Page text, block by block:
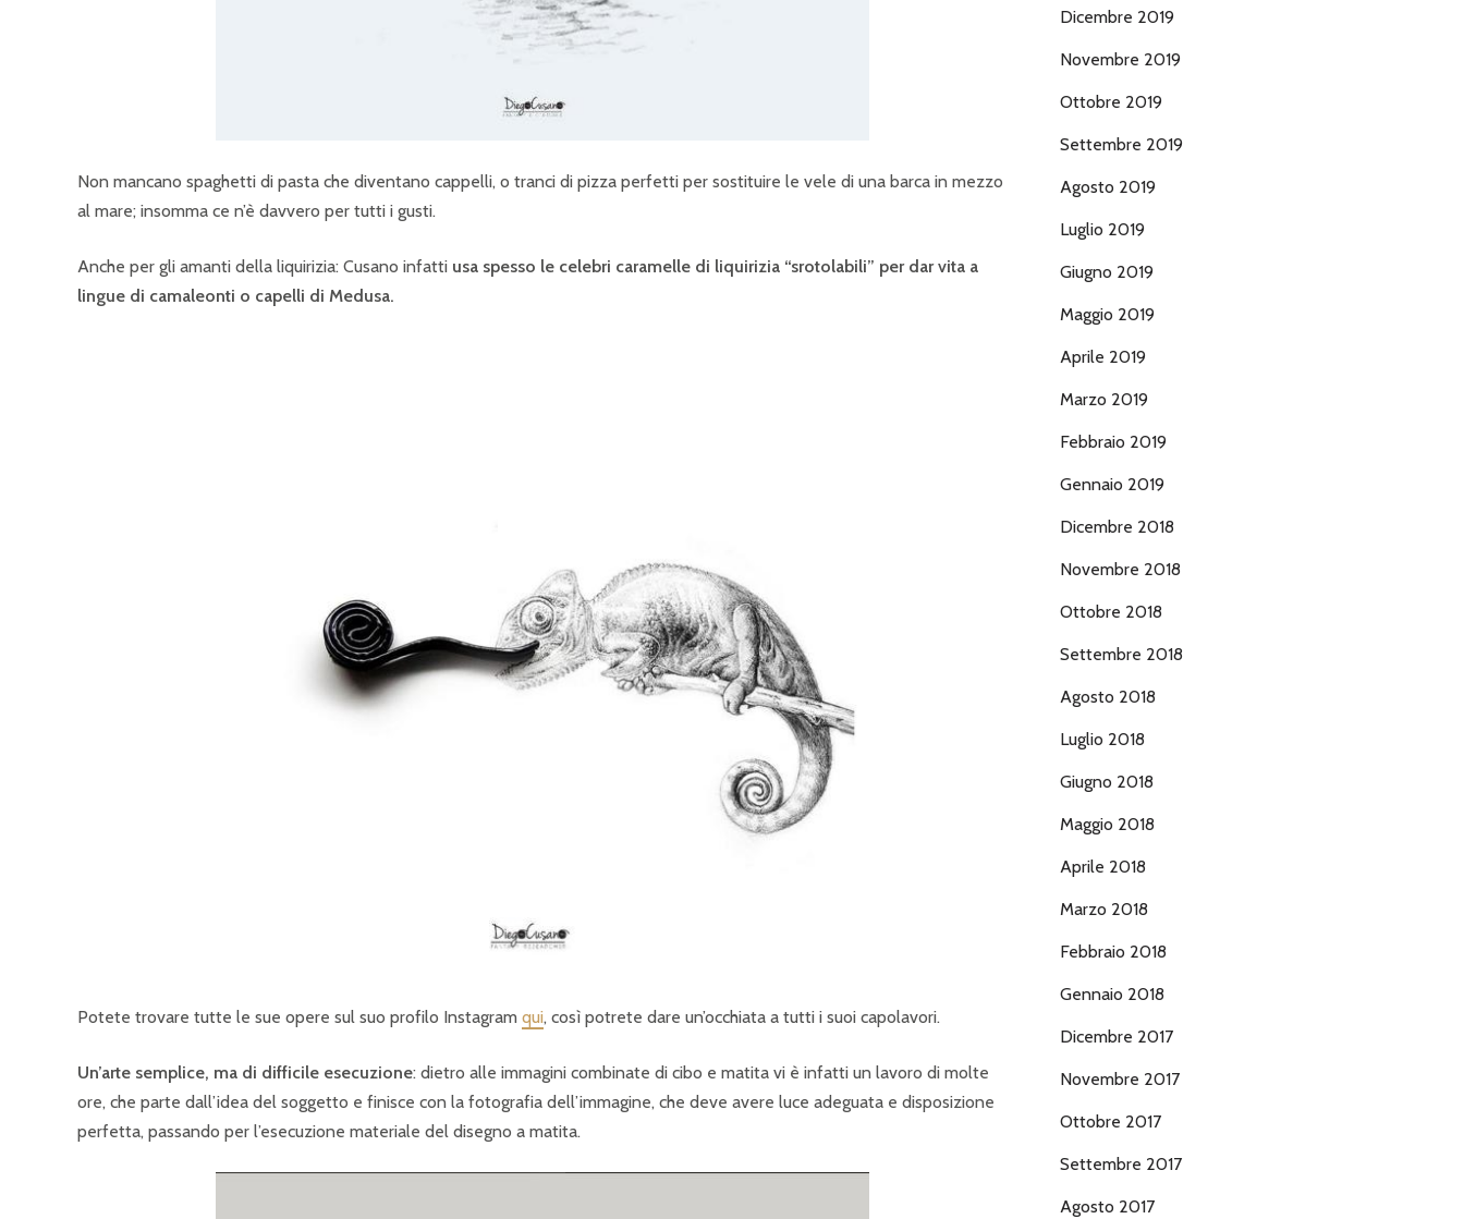
Non mancano spaghetti di pasta che diventano cappelli, o tranci di pizza perfetti per sostituire le vele di una barca in mezzo
al mare; insomma ce n’è davvero per tutti i gusti.
Anche per gli amanti della liquirizia: Cusano infatti usa spesso le celebri caramelle di liquirizia “srotolabili” per dar vita a
lingue di camaleonti o capelli di Medusa.
Potete trovare tutte le sue opere sul suo profilo Instagram qui, così potrete dare un’occhiata a tutti i suoi capolavori.
Un’arte semplice, ma di difficile esecuzione: dietro alle immagini combinate di cibo e matita vi è infatti un lavoro di molte
ore, che parte dall’idea del soggetto e finisce con la fotografia dell’immagine, che deve avere luce adeguata e disposizione
perfetta, passando per l’esecuzione materiale del disegno a matita.
Dicembre 2019
Novembre 2019
Ottobre 2019
Settembre 2019
Agosto 2019
Luglio 2019
Giugno 2019
Maggio 2019
Aprile 2019
Marzo 2019
Febbraio 2019
Gennaio 2019
Dicembre 2018
Novembre 2018
Ottobre 2018
Settembre 2018
Agosto 2018
Luglio 2018
Giugno 2018
Maggio 2018
Aprile 2018
Marzo 2018
Febbraio 2018
Gennaio 2018
Dicembre 2017
Novembre 2017
Ottobre 2017
Settembre 2017
Agosto 2017